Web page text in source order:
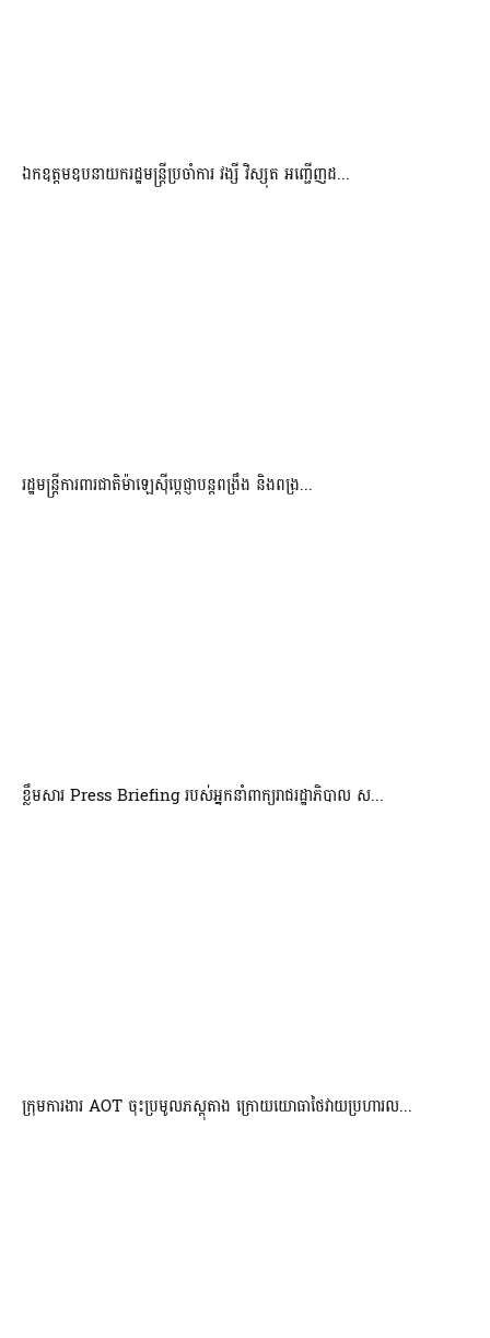
ឯកឧត្តមឧបនាយករដ្ឋមន្រ្តីប្រចាំការ វង្សី វិស្សុត អញ្ជើញដ...
រដ្ឋមន្ត្រីការពារជាតិម៉ាឡេស៊ីប្ដេជ្ញាបន្តពង្រឹង និងពង្រ...
ខ្លឹមសារ Press Briefing របស់អ្នកនាំពាក្យរាជរដ្ឋាភិបាល ស...
ក្រុមការងារ AOT ចុះប្រមូលភស្តុតាង ក្រោយយោធាថៃវាយប្រហារល...